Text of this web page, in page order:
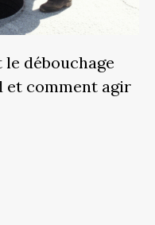
débouchage
et comment agir